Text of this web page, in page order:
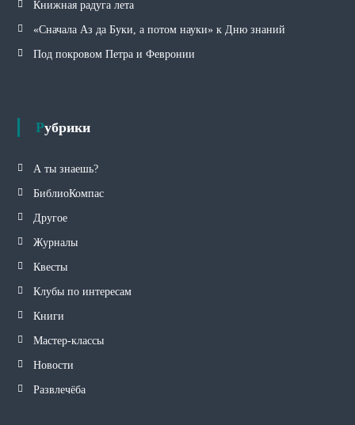
Книжная радуга лета
«Сначала Аз да Буки, а потом науки» к Дню знаний
Под покровом Петра и Февронии
Рубрики
А ты знаешь?
БиблиоКомпас
Другое
Журналы
Квесты
Клубы по интересам
Книги
Мастер-классы
Новости
Развлечёба